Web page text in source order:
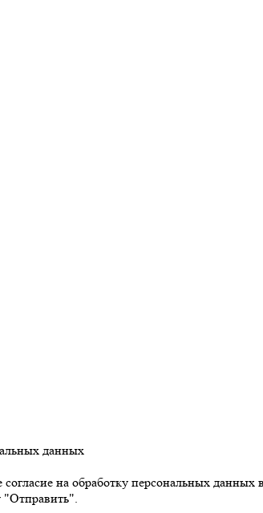
данных
на обработку персональных данных
"Отправить".